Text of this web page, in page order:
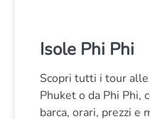
Isole Phi Phi
Scopri tutti i tour
Phuket o da Phi Phi,
barca, orari, prezzi e